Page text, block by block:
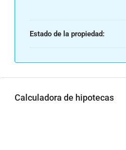
Estado de la propiedad:
Calculadora de hipotecas